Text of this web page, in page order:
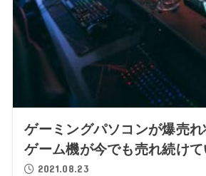
ゲーミングパソコンが爆売
ゲーム機が今でも売れ続け
2021.08.23